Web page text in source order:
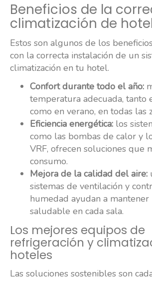
Beneficios de la
climatización de
Estos son algunos de los
con la correcta instalación de un
climatización en tu hotel.
Confort durante todo el año:
temperatura adecuada, tanto
como en verano, en todas las
Eficiencia energética: los
como las bombas de calor y
VRF, ofrecen soluciones que
consumo.
Mejora de la calidad del aire:
sistemas de ventilación y
humedad ayudan a
saludable en cada sala.
Los mejores equipos de
refrigeración y
hoteles
Las soluciones sostenibles son